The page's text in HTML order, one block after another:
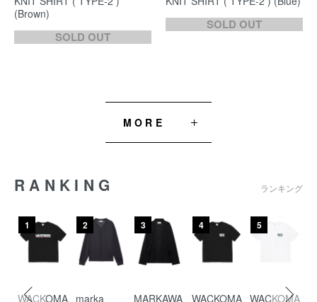
(Brown)
SOLD OUT
SOLD OUT
MORE
RANKING ランキング
1
WACKOMA
2
marka
3
MARKAWA
4
WACKOMA
5
WACKOMA